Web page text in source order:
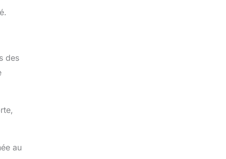
des
au